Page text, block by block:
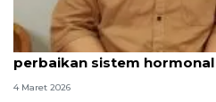
Puasa bagi penderita
perbaikan sistem hormonal
4 Maret 2026